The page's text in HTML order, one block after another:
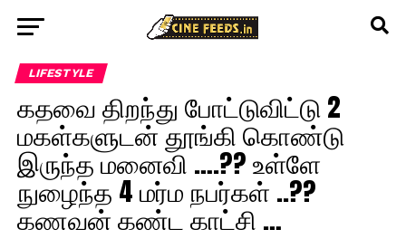
LIFESTYLE
கதவை திறந்து போட்டுவிட்டு 2
மகள்களுடன் தூங்கி கொண்டு
இருந்த மனைவி ….?? உள்ளே
நுழைந்த 4 மர்ம நபர்கள் ..??
கணவன் கண்ட காட்சி …